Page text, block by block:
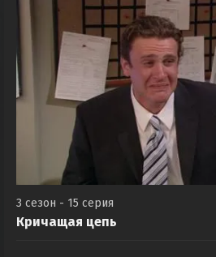
3 сезон - 15 серия
Кричащая цепь